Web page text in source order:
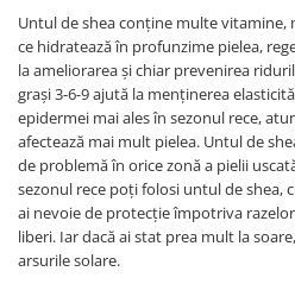
Untul de shea conține multe
ce hidratează în profunzime pielea,
la ameliorarea și chiar prevenirea
grași 3-6-9 ajută la menținerea
epidermei mai ales în sezonul rece,
afectează mai mult pielea. Untul de
de problemă în orice zonă a pielii
sezonul rece poți folosi untul de shea,
ai nevoie de protecție împotriva
liberi. Iar dacă ai stat prea mult la
arsurile solare.